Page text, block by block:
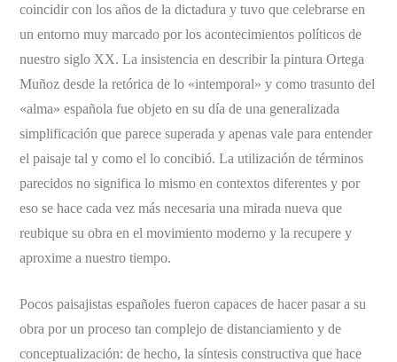
coincidir con los años de la dictadura y tuvo que celebrarse en
un entorno muy marcado por los acontecimientos políticos de
nuestro siglo XX. La insistencia en describir la pintura Ortega
Muñoz desde la retórica de lo «intemporal» y como trasunto del
«alma» española fue objeto en su día de una generalizada
simplificación que parece superada y apenas vale para entender
el paisaje tal y como el lo concibió. La utilización de términos
parecidos no significa lo mismo en contextos diferentes y por
eso se hace cada vez más necesaria una mirada nueva que
reubique su obra en el movimiento moderno y la recupere y
aproxime a nuestro tiempo.
Pocos paisajistas españoles fueron capaces de hacer pasar a su
obra por un proceso tan complejo de distanciamiento y de
conceptualización: de hecho, la síntesis constructiva que hace